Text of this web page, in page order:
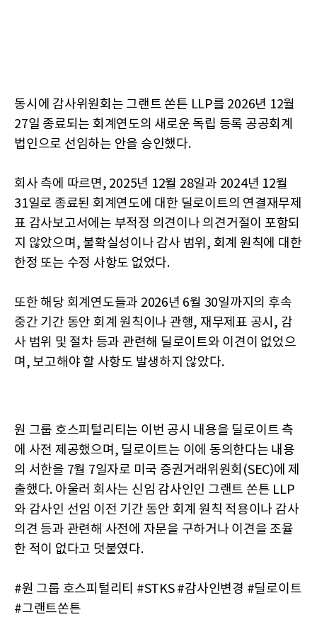
동시에 감사위원회는 그랜트 쏜튼 LLP를 2026년 12월
27일 종료되는 회계연도의 새로운 독립 등록 공공회계
법인으로 선임하는 안을 승인했다.
회사 측에 따르면, 2025년 12월 28일과 2024년 12월
31일로 종료된 회계연도에 대한 딜로이트의 연결재무제
표 감사보고서에는 부적정 의견이나 의견거절이 포함되
지 않았으며, 불확실성이나 감사 범위, 회계 원칙에 대한
한정 또는 수정 사항도 없었다.
또한 해당 회계연도들과 2026년 6월 30일까지의 후속
중간 기간 동안 회계 원칙이나 관행, 재무제표 공시, 감
사 범위 및 절차 등과 관련해 딜로이트와 이견이 없었으
며, 보고해야 할 사항도 발생하지 않았다.
원 그룹 호스피털리티는 이번 공시 내용을 딜로이트 측
에 사전 제공했으며, 딜로이트는 이에 동의한다는 내용
의 서한을 7월 7일자로 미국 증권거래위원회(SEC)에 제
출했다. 아울러 회사는 신임 감사인인 그랜트 쏜튼 LLP
와 감사인 선임 이전 기간 동안 회계 원칙 적용이나 감사
의견 등과 관련해 사전에 자문을 구하거나 이견을 조율
한 적이 없다고 덧붙였다.
#원 그룹 호스피털리티 #STKS #감사인변경 #딜로이트
#그랜트쏜튼